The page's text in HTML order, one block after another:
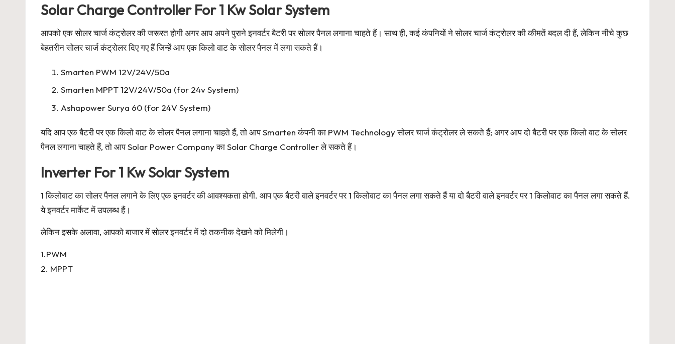
Solar Charge Controller For 1 Kw Solar System
आपको एक सोलर चार्ज कंट्रोलर की जरूरत होगी अगर आप अपने पुराने इनवर्टर बैटरी पर सोलर पैनल लगाना चाहते हैं। साथ ही, कई कंपनियों ने सोलर चार्ज कंट्रोलर की कीमतें बदल दी हैं, लेकिन नीचे कुछ
बेहतरीन सोलर चार्ज कंट्रोलर दिए गए हैं जिन्हें आप एक किलो वाट के सोलर पैनल में लगा सकते हैं।
Smarten PWM 12V/24V/50a
Smarten MPPT 12V/24V/50a (for 24v System)
Ashapower Surya 60 (for 24V System)
यदि आप एक बैटरी पर एक किलो वाट के सोलर पैनल लगाना चाहते हैं, तो आप Smarten कंपनी का PWM Technology सोलर चार्ज कंट्रोलर ले सकते हैं; अगर आप दो बैटरी पर एक किलो वाट के सोलर
पैनल लगाना चाहते हैं, तो आप Solar Power Company का Solar Charge Controller ले सकते हैं।
Inverter For 1 Kw Solar System
1 किलोवाट का सोलर पैनल लगाने के लिए एक इनवर्टर की आवश्यकता होगी. आप एक बैटरी वाले इनवर्टर पर 1 किलोवाट का पैनल लगा सकते हैं या दो बैटरी वाले इनवर्टर पर 1 किलोवाट का पैनल लगा सकते हैं.
ये इनवर्टर मार्केट में उपलब्ध हैं।
लेकिन इसके अलावा, आपको बाजार में सोलर इनवर्टर में दो तकनीक देखने को मिलेगी।
1.PWM
2. MPPT